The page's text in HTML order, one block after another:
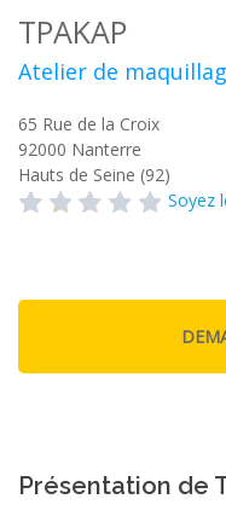
TPAKAP
Atelier de
65 Rue de la Croix
92000 Nanterre
Hauts de Seine (92)
Soyez
Présentation de